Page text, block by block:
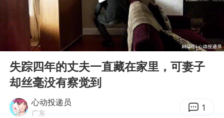
央视新主播李秋莹母校发文祝贺
上门女婿出轨女邻居多年被判重婚罪
上海全力守护市民“菜篮子”
Play
00:00 07:32
失踪四年的丈夫一直藏在家里，可妻子
却丝毫没有察觉到
心动投递员
广东 1